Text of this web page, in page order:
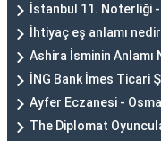
İstanbul 11. Noterliği
İhtiyaç eş anlamı
Ashira İsminin Anlamı
İNG Bank İmes Ticari
Ayfer Eczanesi -
The Diplomat